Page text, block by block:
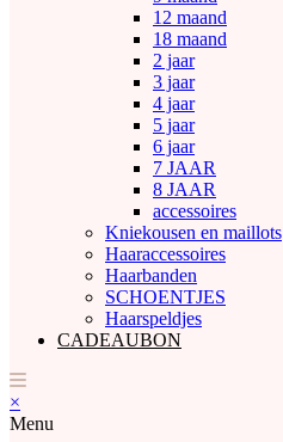
12 maand
18 maand
2 jaar
3 jaar
4 jaar
5 jaar
6 jaar
7 JAAR
8 JAAR
accessoires
Kniekousen en maillots
Haaraccessoires
Haarbanden
SCHOENTJES
Haarspeldjes
CADEAUBON
×
Menu